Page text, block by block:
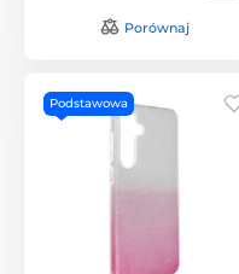
Porównaj
Podstawowa